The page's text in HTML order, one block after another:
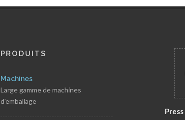
PRODUITS
Machines
Large gamme de machines
d'emballage